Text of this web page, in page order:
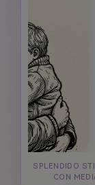
SPLENDIDO
CON